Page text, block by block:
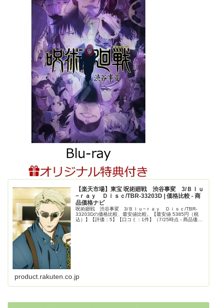
【楽天市場】東宝 呪術廻戦 渋谷事変 3/Ｂｌｕ
−ｒａｙ Ｄｉｓｃ/TBR-33203D | 価格比較 - 商
品価格ナビ
呪術廻戦 渋谷事変 3/Ｂｌｕ−ｒａｙ Ｄｉｓｃ/TBR-
33203Dの価格比較、最安値比較。【最安値 5385円（税
込）】【評価：5】【口コミ：1件】（7/25時点 - 商品価格
product.rakuten.co.jp